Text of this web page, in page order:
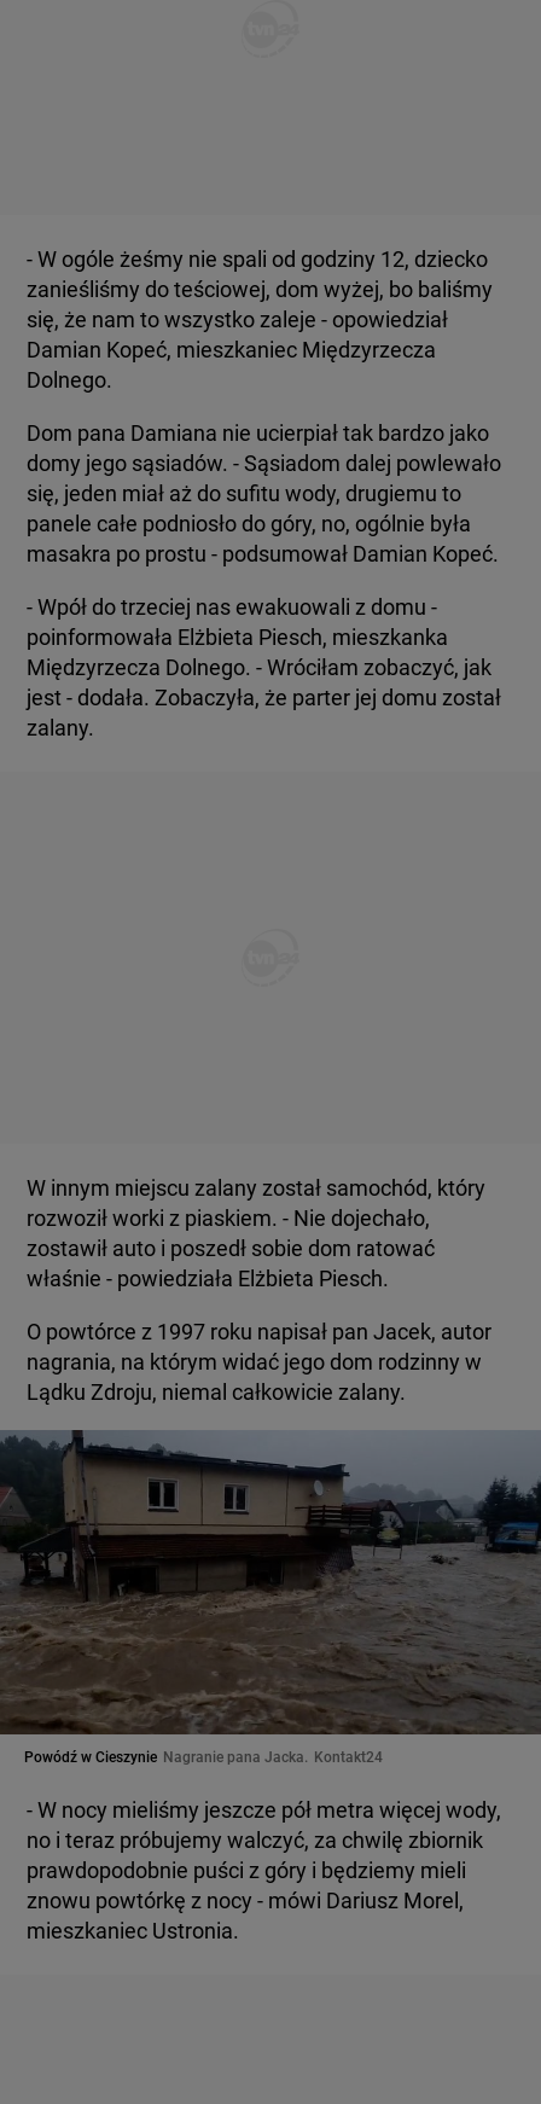
- W ogóle żeśmy nie spali od godziny 12, dziecko
zanieśliśmy do teściowej, dom wyżej, bo baliśmy
się, że nam to wszystko zaleje - opowiedział
Damian Kopeć, mieszkaniec Międzyrzecza
Dolnego.
Dom pana Damiana nie ucierpiał tak bardzo jako
domy jego sąsiadów. - Sąsiadom dalej powlewało
się, jeden miał aż do sufitu wody, drugiemu to
panele całe podniosło do góry, no, ogólnie była
masakra po prostu - podsumował Damian Kopeć.
- Wpół do trzeciej nas ewakuowali z domu -
poinformowała Elżbieta Piesch, mieszkanka
Międzyrzecza Dolnego. - Wróciłam zobaczyć, jak
jest - dodała. Zobaczyła, że parter jej domu został
zalany.
W innym miejscu zalany został samochód, który
rozwoził worki z piaskiem. - Nie dojechało,
zostawił auto i poszedł sobie dom ratować
właśnie - powiedziała Elżbieta Piesch.
O powtórce z 1997 roku napisał pan Jacek, autor
nagrania, na którym widać jego dom rodzinny w
Lądku Zdroju, niemal całkowicie zalany.
Powódź w Cieszynie Nagranie pana Jacka. Kontakt24
- W nocy mieliśmy jeszcze pół metra więcej wody,
no i teraz próbujemy walczyć, za chwilę zbiornik
prawdopodobnie puści z góry i będziemy mieli
znowu powtórkę z nocy - mówi Dariusz Morel,
mieszkaniec Ustronia.